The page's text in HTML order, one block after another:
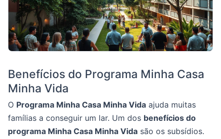
Benefícios do Programa Minha Casa
Minha Vida
O Programa Minha Casa Minha Vida ajuda muitas
famílias a conseguir um lar. Um dos benefícios do
programa Minha Casa Minha Vida são os subsídios.